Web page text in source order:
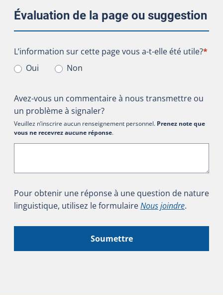
Évaluation de la page ou suggestion
L’information sur cette page vous a-t-elle été utile?
L’information sur cette page vous a-t-elle été utile?*
Oui
Non
Avez-vous un commentaire à nous transmettre ou
un problème à signaler?
Veuillez n’inscrire aucun renseignement personnel. Prenez note que
vous ne recevrez aucune réponse.
Pour obtenir une réponse à une question de nature
linguistique, utilisez le formulaireNous joindre.
Soumettre